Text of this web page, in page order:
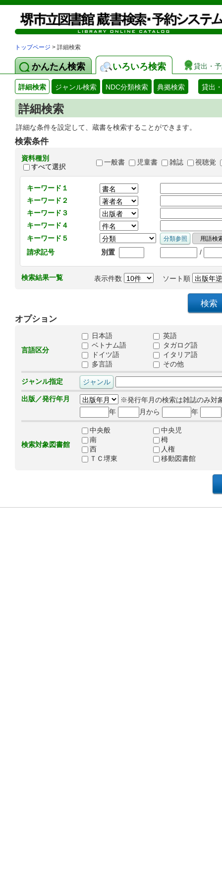
トップページ > 詳細検索
かんたん検索 いろいろ検索 貸出・
詳細検索 ジャンル検索 NDC分類検索 典拠検索 貸出
詳細検索
詳細な条件を設定して、蔵書を検索することができます。
検索条件
資料種別
すべて選択
一般書 児童書 雑誌 視聴覚
キーワード１
キーワード２
キーワード３
キーワード４
キーワード５
請求記号
別置 /
検索結果一覧 表示件数 ソート順
オプション
言語区分
日本語
英語
ベトナム語
タガログ語
ドイツ語
イタリア語
多言語
その他
ジャンル指定
出版／発行年月
※発行年月の検索は雑誌のみ対
年
月から 年
検索対象図書館
中央般
中央児
南
栂
西
人権
ＴＣ堺東
移動図書館